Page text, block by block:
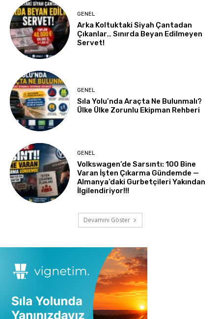
GENEL
Arka Koltuktaki Siyah Çantadan
Çıkanlar… Sınırda Beyan Edilmeyen
Servet!
GENEL
Sıla Yolu’nda Araçta Ne Bulunmalı?
Ülke Ülke Zorunlu Ekipman Rehberi
GENEL
Volkswagen’de Sarsıntı: 100 Bine
Varan İşten Çıkarma Gündemde —
Almanya’daki Gurbetçileri Yakından
İlgilendiriyor!!!
Devamını Göster